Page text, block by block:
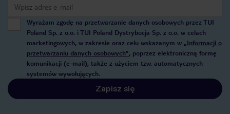
Wyrażam zgodę na przetwarzanie danych osobowych przez TUI
Poland Sp. z o.o. i TUI Poland Dystrybucja Sp. z o.o. w celach
marketingowych, w zakresie oraz celu wskazanym w „Informacji o
przetwarzaniu danych osobowych”, poprzez elektroniczną formę
komunikacji (e-mail), także z użyciem tzw. automatycznych
systemów wywołujących.
Zapisz się